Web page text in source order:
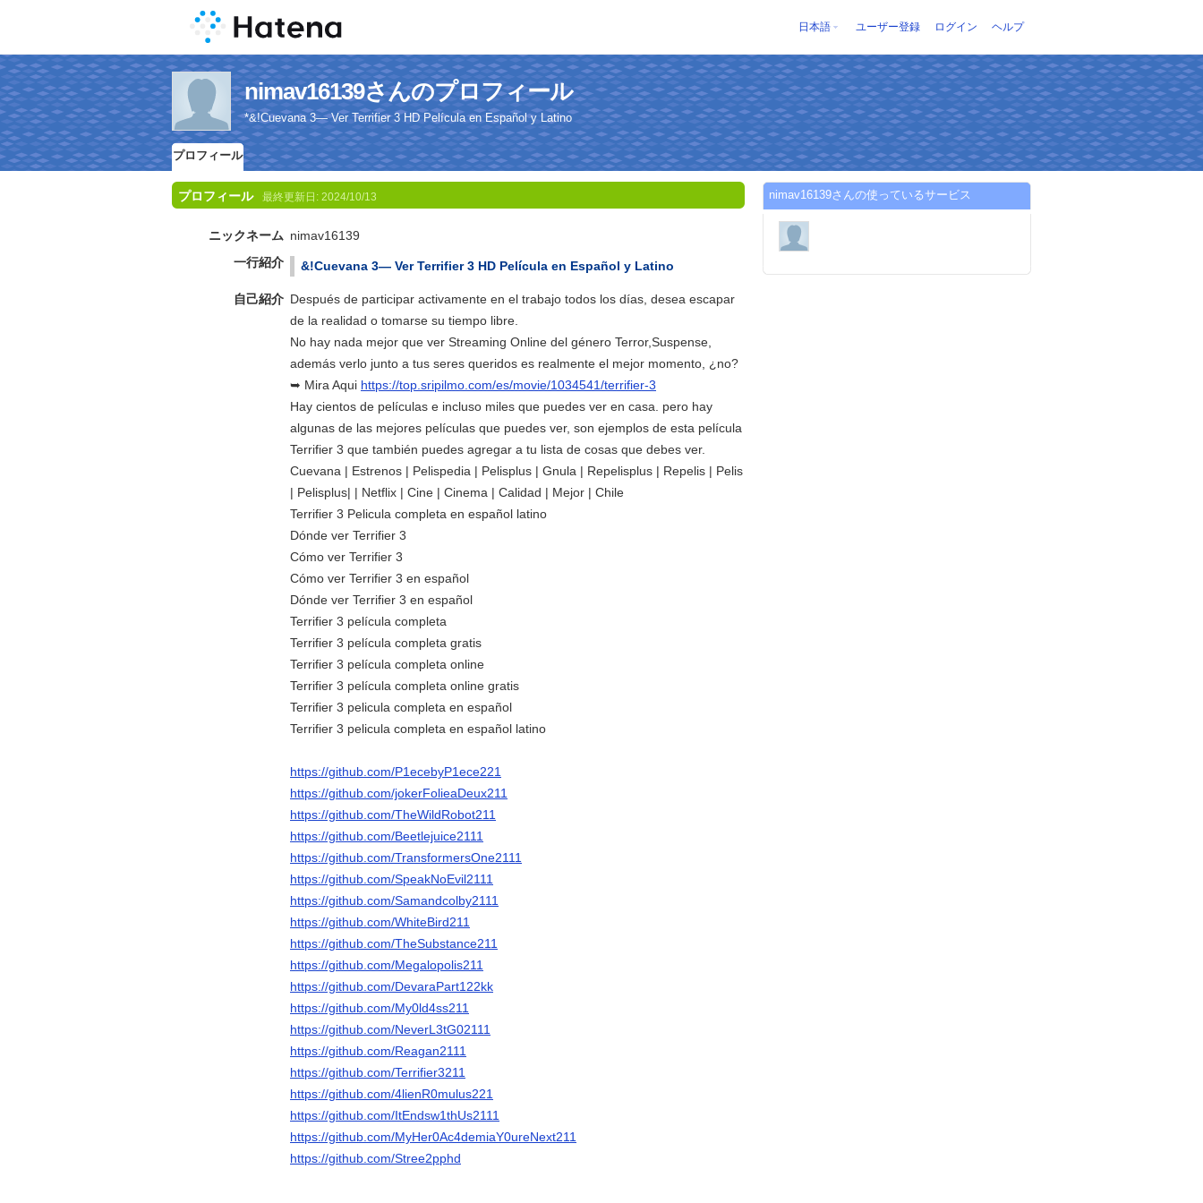
日本語 ユーザー登録 ログイン ヘルプ
nimav16139さんのプロフィール
*&!Cuevana 3— Ver Terrifier 3 HD Película en Español y Latino
プロフィール
プロフィール 最終更新日: 2024/10/13
ニックネーム nimav16139
一行紹介
&!Cuevana 3— Ver Terrifier 3 HD Película en Español y Latino
自己紹介 Después de participar activamente en el trabajo todos los días, desea escapar
de la realidad o tomarse su tiempo libre.
No hay nada mejor que ver Streaming Online del género Terror,Suspense,
además verlo junto a tus seres queridos es realmente el mejor momento, ¿no?
➥ Mira Aqui https://top.sripilmo.com/es/movie/1034541/terrifier-3
Hay cientos de películas e incluso miles que puedes ver en casa. pero hay
algunas de las mejores películas que puedes ver, son ejemplos de esta película
Terrifier 3 que también puedes agregar a tu lista de cosas que debes ver.
Cuevana | Estrenos | Pelispedia | Pelisplus | Gnula | Repelisplus | Repelis | Pelis
| Pelisplus| | Netflix | Cine | Cinema | Calidad | Mejor | Chile
Terrifier 3 Pelicula completa en español latino
Dónde ver Terrifier 3
Cómo ver Terrifier 3
Cómo ver Terrifier 3 en español
Dónde ver Terrifier 3 en español
Terrifier 3 película completa
Terrifier 3 película completa gratis
Terrifier 3 película completa online
Terrifier 3 película completa online gratis
Terrifier 3 pelicula completa en español
Terrifier 3 pelicula completa en español latino
https://github.com/P1ecebyP1ece221
https://github.com/jokerFolieaDeux211
https://github.com/TheWildRobot211
https://github.com/Beetlejuice2111
https://github.com/TransformersOne2111
https://github.com/SpeakNoEvil2111
https://github.com/Samandcolby2111
https://github.com/WhiteBird211
https://github.com/TheSubstance211
https://github.com/Megalopolis211
https://github.com/DevaraPart122kk
https://github.com/My0ld4ss211
https://github.com/NeverL3tG02111
https://github.com/Reagan2111
https://github.com/Terrifier3211
https://github.com/4lienR0mulus221
https://github.com/ItEndsw1thUs2111
https://github.com/MyHer0Ac4demiaY0ureNext211
https://github.com/Stree2pphd
nimav16139さんの使っているサービス